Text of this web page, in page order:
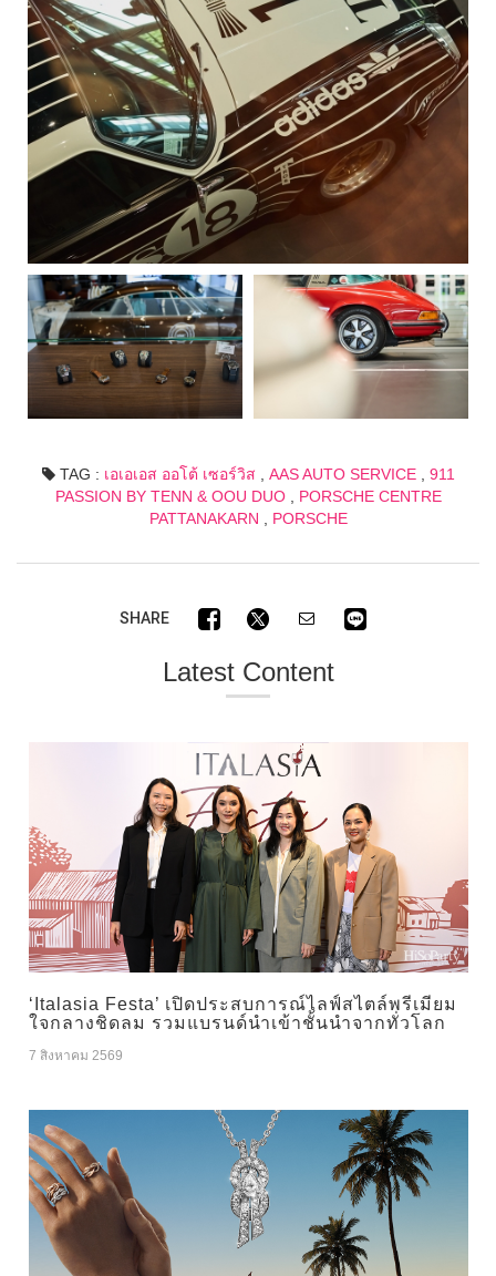
TAG : เอเอเอส ออโต้ เซอร์วิส AAS AUTO SERVICE, 911
PASSION BY TENN & OOU DUO, PORSCHE CENTRE
PATTANAKARN
PORSCHE
SHARE
Latest Content
‘Italasia Festa’ เปิดประสบการณ์ไลฟ์สไตล์พรีเมียม
ใจกลางชิดลม รวมแบรนด์นำเข้าชั้นนำจากทั่วโลก
7 สิงหาคม 2569